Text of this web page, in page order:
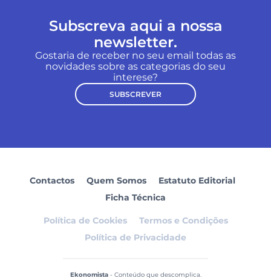
Subscreva aqui a nossa
newsletter.
Gostaria de receber no seu email todas as
novidades sobre as categorias do seu
interese?
SUBSCREVER
Contactos Quem Somos
Estatuto Editorial
Ficha Técnica
Política de Cookies
Termos e Condições
Política de Privacidade
Ekonomista- Conteúdo que descomplica.